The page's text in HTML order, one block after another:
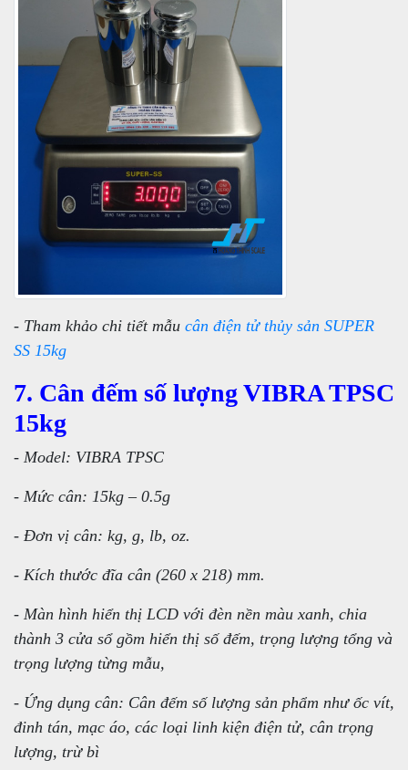
- Tham khảo chi tiết mẫu cân điện tử thủy sản SUPER
SS 15kg
7. Cân đếm số lượng VIBRA TPSC
15kg
- Model: VIBRA TPSC
- Mức cân: 15kg – 0.5g
- Đơn vị cân: kg, g, lb, oz.
- Kích thước đĩa cân (260 x 218) mm.
- Màn hình hiển thị LCD với đèn nền màu xanh, chia
thành 3 cửa sổ gồm hiển thị số đếm, trọng lượng tổng và
trọng lượng từng mẫu,
- Ứng dụng cân: Cân đếm số lượng sản phẩm như ốc vít,
đinh tán, mạc áo, các loại linh kiện điện tử, cân trọng
lượng, trừ bì